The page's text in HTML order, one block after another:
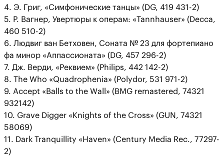
4. Э. Григ, «Симфонические танцы» (DG, 419 431-2)
5. Р. Вагнер, Увертюры к операм: «Tannhauser» (Decca,
460 510-2)
6. Людвиг ван Бетховен, Соната № 23 для фортепиано
фа минор «Аппассионата» (DG, 457 296-2)
7. Дж. Верди, «Реквием» (Philips, 442 142-2)
8. The Who «Quadrophenia» (Polydor, 531 971-2)
9. Accept «Balls to the Wall» (BMG remastered, 74321
932142)
10. Grave Digger «Knights of the Cross» (GUN, 74321
58069)
11. Dark Tranquillity «Haven» (Century Media Rec., 77297-
2)